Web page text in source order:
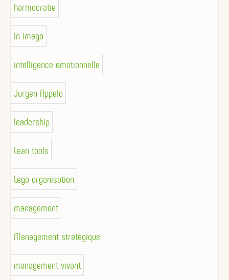
harmocratie
in imago
intelligence emotionnelle
Jurgen Appelo
leadership
Lean tools
Lego organisation
management
Management stratégique
management vivant